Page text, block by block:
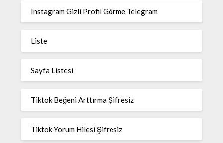
Instagram Gizli Profil Görme Telegram
Liste
Sayfa Listesi
Tiktok Beğeni Arttırma Şifresiz
Tiktok Yorum Hilesi Şifresiz